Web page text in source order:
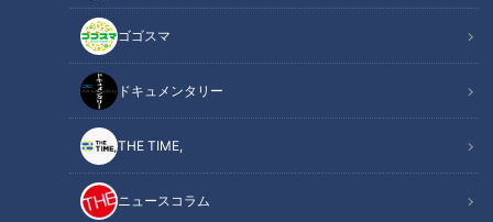
ゴゴスマ
ドキュメンタリー
THE TIME,
ニュースコラム
記事に戻る